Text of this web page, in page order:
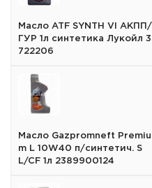
Масло ATF SYNTH VI АКПП/
ГУР 1л синтетика Лукойл 3
722206
Масло Gazpromneft Premiu
m L 10W40 п/синтетич. S
L/CF 1л 2389900124